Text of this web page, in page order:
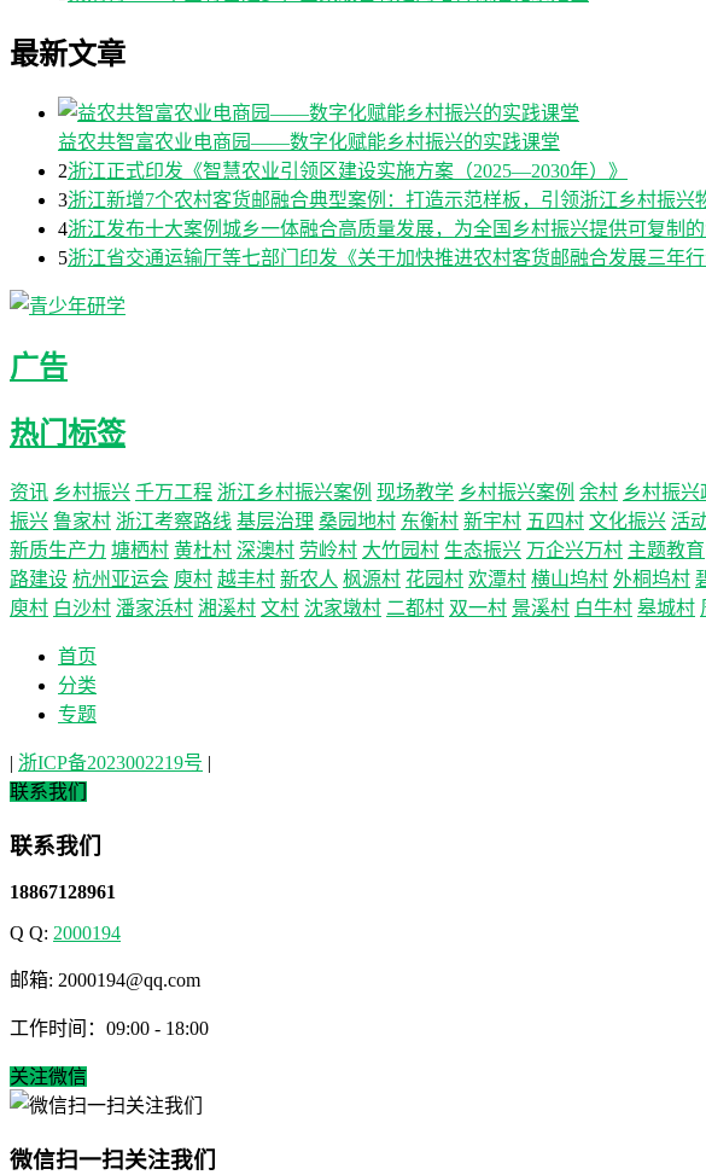
最新文章
益农共智富农业电商园——数字化赋能乡村振兴的实践课堂
2浙江正式印发《智慧农业引领区建设实施方案（2025—2030年）》
3浙江新增7个农村客货邮融合典型案例：打造示范样板，引领浙江乡村振兴
4浙江发布十大案例城乡一体融合高质量发展，为全国乡村振兴提供可复制
5浙江省交通运输厅等七部门印发《关于加快推进农村客货邮融合发展三年
广告
热门标签
资讯 乡村振兴 千万工程 浙江乡村振兴案例 现场教学 乡村振兴案例 余村 乡村振兴
振兴 鲁家村 浙江考察路线 基层治理 桑园地村 东衡村 新宇村 五四村 文化振兴 活
新质生产力 塘栖村 黄杜村 深澳村 劳岭村 大竹园村 生态振兴 万企兴万村 主题教育
路建设 杭州亚运会 庾村 越丰村 新农人 枫源村 花园村 欢潭村 横山坞村 外桐坞村
庾村 白沙村 潘家浜村 湘溪村 文村 沈家墩村 二都村 双一村 景溪村 白牛村 皋城村
首页
分类
专题
| 浙ICP备2023002219号 |
联系我们
联系我们
18867128961
Q Q: 2000194
邮箱: 2000194@qq.com
工作时间：09:00 - 18:00
关注微信
微信扫一扫关注我们